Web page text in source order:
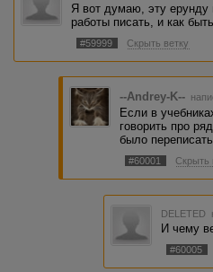
Я вот думаю, эту ерунду
работы писать, и как
#59999 Скрыть ветку
--Andrey-K--
Если в
говорить про
было
#60001 Скрыть
DELETED
И чему
#60005